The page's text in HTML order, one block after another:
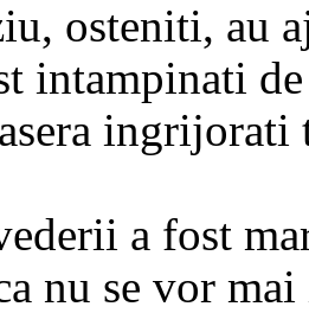
osteniti, au
intampinati
ingrijorati
a fost
nu se vor